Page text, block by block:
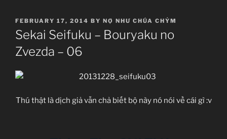
POSTED
ON
FEBRUARY 17, 2014 BY NỢ NHƯ CHÚA CHỶM
Sekai Seifuku – Bouryaku no
Zvezda – 06
Thú thật là dịch giả vẫn chả biết bộ này nó nói về cái gì :v